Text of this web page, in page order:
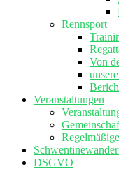
Rennsport
Von
Veranstaltungen
DSGVO